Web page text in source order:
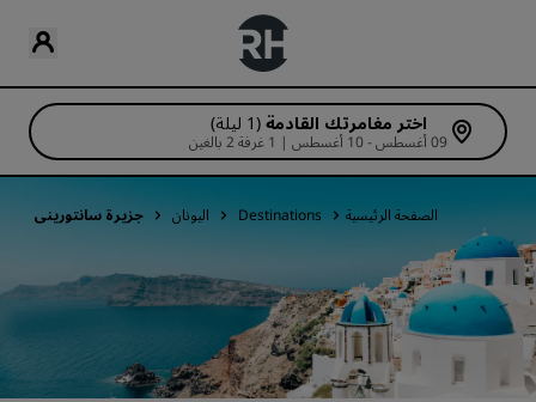
اختر مغامرتك القادمة (1 ليلة)
09 أغسطس - 10 أغسطس | 1 غرفة 2 بالغين
الصفحة الرئيسية Destinations اليونان جزيرة سانتوريني